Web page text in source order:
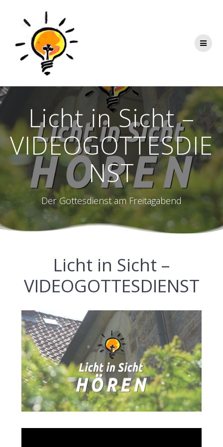
Licht in Sicht –
VIDEOGOTTESDIE
NST
Der Gottesdienst am Freitagabend
Licht in Sicht –
VIDEOGOTTESDIENST